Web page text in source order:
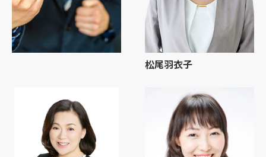
松尾羽衣子